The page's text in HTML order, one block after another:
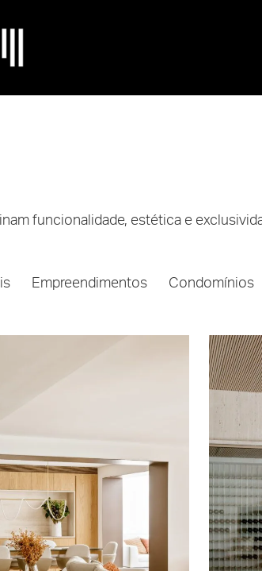
funcionalidade, estética e
Empreendimentos Condomínios